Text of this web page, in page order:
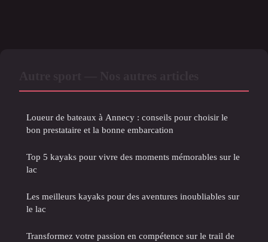
Loueur de bateaux à Annecy : conseils pour choisir le
bon prestataire et la bonne embarcation
Top 5 kayaks pour vivre des moments mémorables sur le
lac
Les meilleurs kayaks pour des aventures inoubliables sur
le lac
Transformez votre passion en compétence sur le trail de